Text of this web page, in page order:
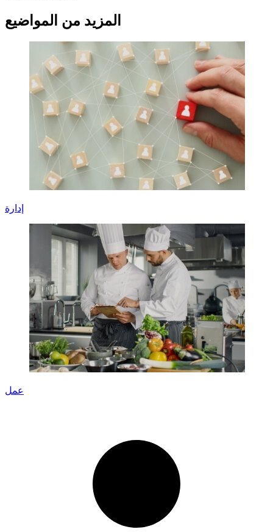
المزيد من المواضيع
إدارة
عمل